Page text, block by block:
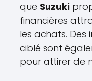
que Suzuki
financières
les achats. Des
ciblé sont
pour attirer de